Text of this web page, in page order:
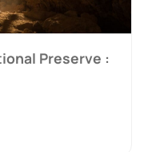
Preserve :